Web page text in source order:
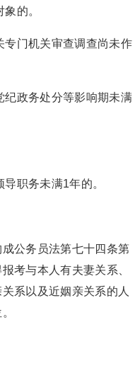
的。
门机关审查调查尚未作
政务处分等影响期未满
职务未满1年的。
公务员法第七十四条第
考与本人有夫妻关系、
系以及近姻亲关系的人